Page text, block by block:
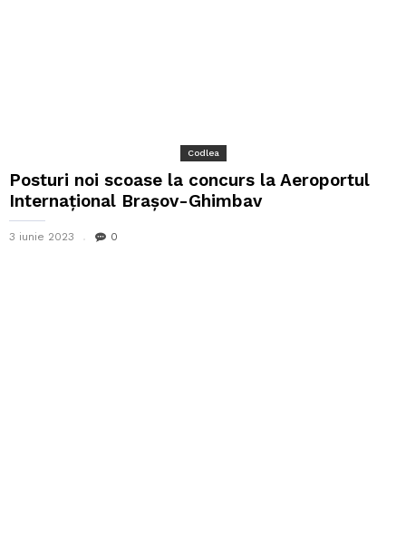
Codlea
Posturi noi scoase la concurs la Aeroportul
Internațional Brașov-Ghimbav
3 iunie 2023 0